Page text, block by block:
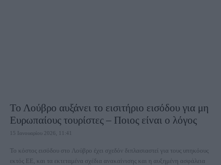
Το Λούβρο αυξάνει το εισιτήριο εισόδου για μη
Ευρωπαίους τουρίστες – Ποιος είναι ο λόγος
15 Ιανουαρίου 2026, 11:41
Το κόστος εισόδου στο Λούβρο έχει σχεδόν διπλασιαστεί για τους υπηκόους
εκτός ΕΕ, και τα εκτεταμένα σχέδια ανακαίνισης και η αυξημένη ασφάλεια